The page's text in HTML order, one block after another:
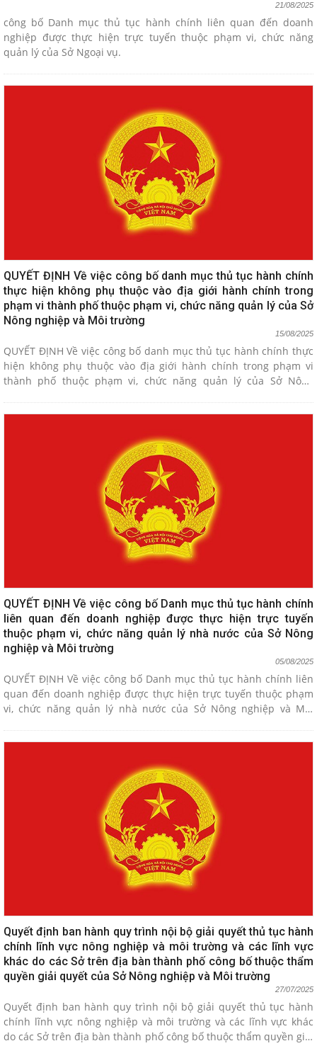
21/08/2025
công bố Danh mục thủ tục hành chính liên quan đến doanh
nghiệp được thực hiện trực tuyến thuộc phạm vi, chức năng
quản lý của Sở Ngoại vụ.
QUYẾT ĐỊNH Về việc công bố danh mục thủ tục hành chính
thực hiện không phụ thuộc vào địa giới hành chính trong
phạm vi thành phố thuộc phạm vi, chức năng quản lý của Sở
Nông nghiệp và Môi trường
15/08/2025
QUYẾT ĐỊNH Về việc công bố danh mục thủ tục hành chính thực
hiện không phụ thuộc vào địa giới hành chính trong phạm vi
thành phố thuộc phạm vi, chức năng quản lý của Sở Nông
QUYẾT ĐỊNH Về việc công bố Danh mục thủ tục hành chính
liên quan đến doanh nghiệp được thực hiện trực tuyến
thuộc phạm vi, chức năng quản lý nhà nước của Sở Nông
nghiệp và Môi trường
05/08/2025
QUYẾT ĐỊNH Về việc công bố Danh mục thủ tục hành chính liên
quan đến doanh nghiệp được thực hiện trực tuyến thuộc phạm
vi, chức năng quản lý nhà nước của Sở Nông nghiệp và Môi
Quyết định ban hành quy trình nội bộ giải quyết thủ tục hành
chính lĩnh vực nông nghiệp và môi trường và các lĩnh vực
khác do các Sở trên địa bàn thành phố công bố thuộc thẩm
quyền giải quyết của Sở Nông nghiệp và Môi trường
27/07/2025
Quyết định ban hành quy trình nội bộ giải quyết thủ tục hành
chính lĩnh vực nông nghiệp và môi trường và các lĩnh vực khác
do các Sở trên địa bàn thành phố công bố thuộc thẩm quyền giải